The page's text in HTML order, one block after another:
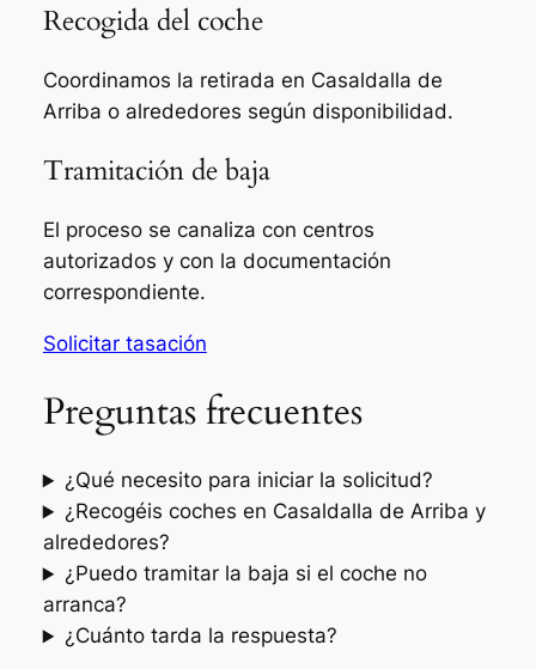
Recogida del coche
Coordinamos la retirada en Casaldalla de
Arriba o alrededores según disponibilidad.
Tramitación de baja
El proceso se canaliza con centros
autorizados y con la documentación
correspondiente.
Solicitar tasación
Preguntas frecuentes
¿Qué necesito para iniciar la solicitud?
¿Recogéis coches en Casaldalla de Arriba y
alrededores?
¿Puedo tramitar la baja si el coche no
arranca?
¿Cuánto tarda la respuesta?